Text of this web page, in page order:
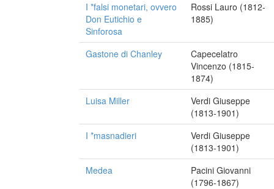
I *falsi monetari, ovvero
Don Eutichio e
Sinforosa
Rossi Lauro (1812-
1885)
Gastone di Chanley
Capecelatro
Vincenzo (1815-
1874)
Luisa Miller
Verdi Giuseppe
(1813-1901)
I *masnadieri
Verdi Giuseppe
(1813-1901)
Medea
Pacini Giovanni
(1796-1867)